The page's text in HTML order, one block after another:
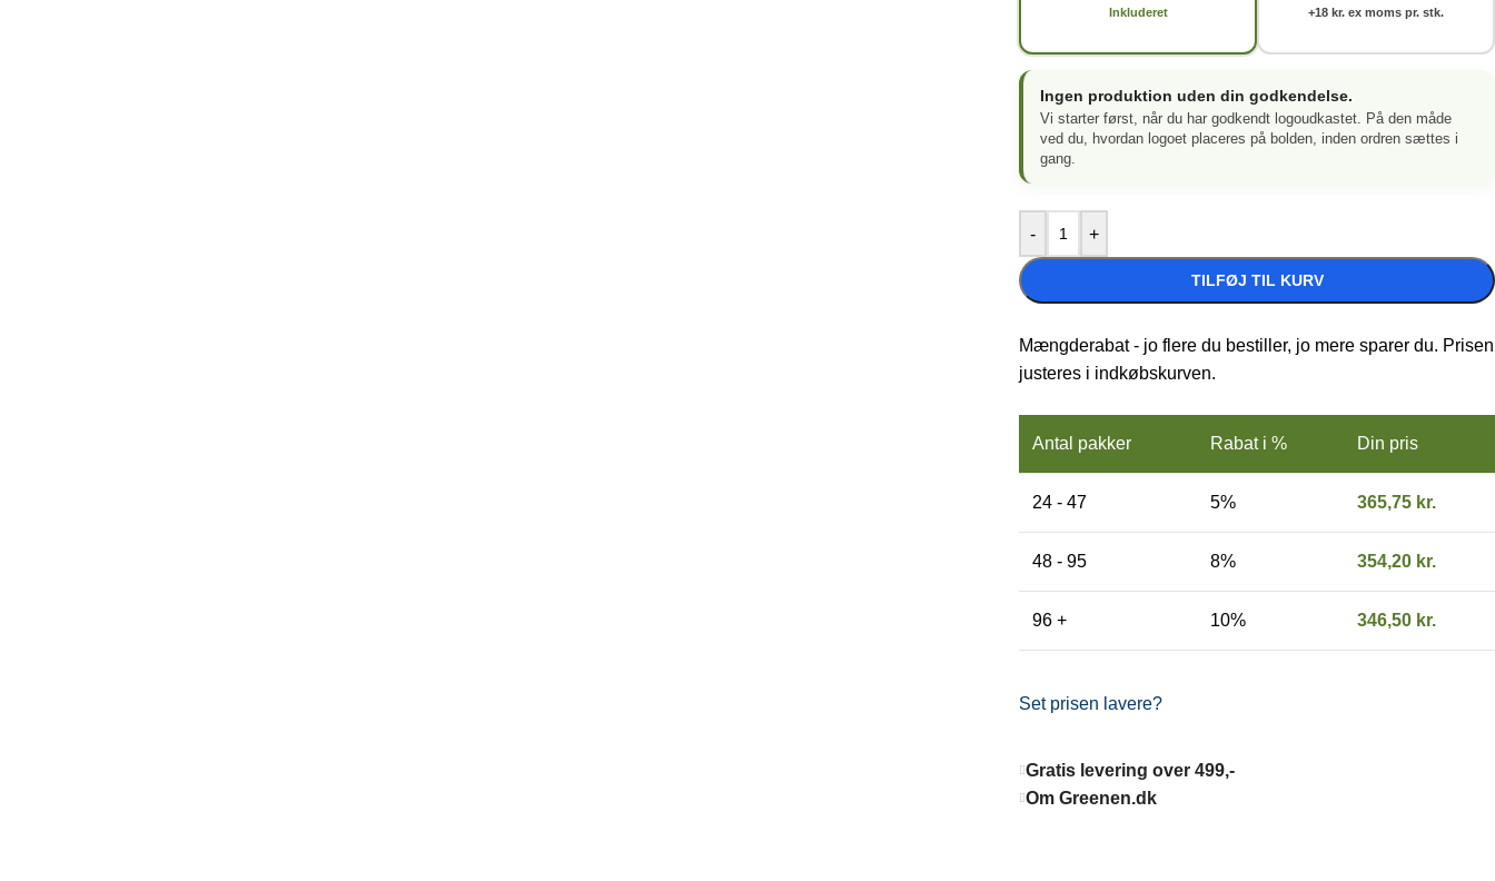
Inkluderet +18 kr. ex moms pr. stk.
Ingen produktion uden din godkendelse.
Vi starter først, når du har godkendt logoudkastet. På den måde
ved du, hvordan logoet placeres på bolden, inden ordren sættes i
gang.
- +
TILFØJ TIL KURV
Mængderabat - jo flere du bestiller, jo mere sparer du. Prisen
justeres i indkøbskurven.
Antal pakker Rabat i % Din pris
24 - 47 5% 365,75 kr.
48 - 95 8% 354,20 kr.
96 + 10% 346,50 kr.
Set prisen lavere?
Gratis levering over 499,-
Om Greenen.dk